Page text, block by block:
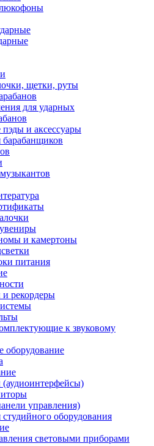
щетки, руты
для ударных
и аксессуары
барабанщиков
и камертоны
питания
рекордеры
к звуковому
оборудование
(аудиоинтерфейсы)
управления)
оборудования
световыми приборами